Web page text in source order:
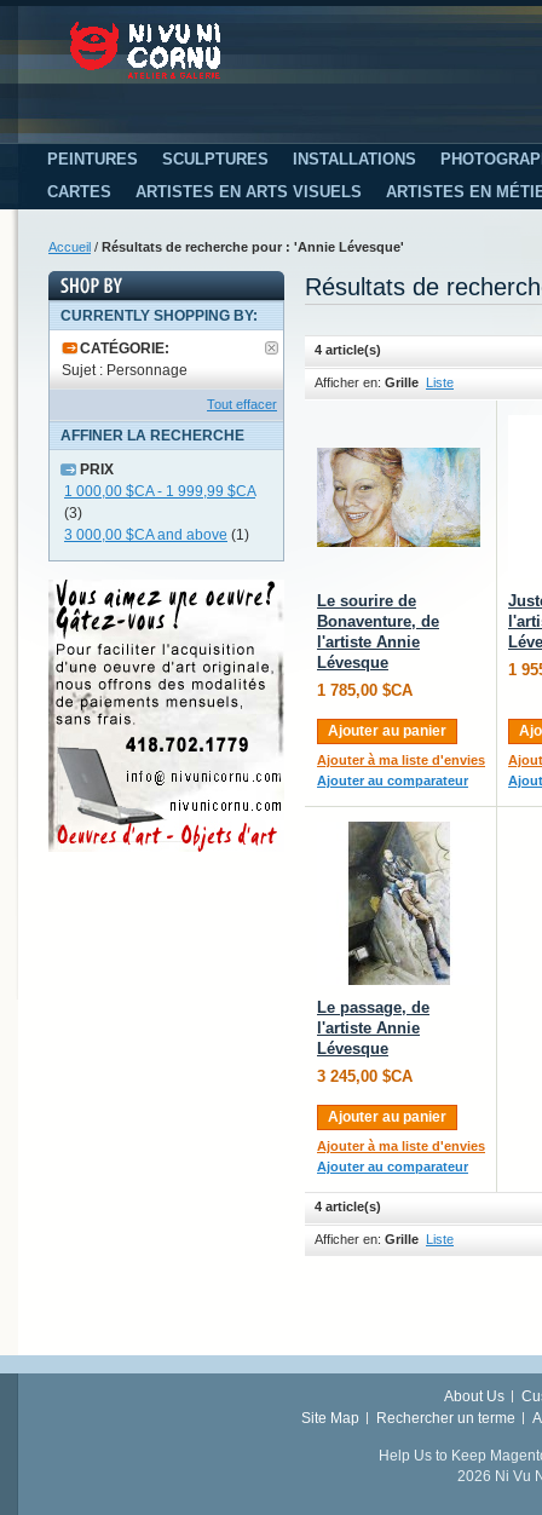
PEINTURES SCULPTURES INSTALLATIONS
CARTES
ARTISTES EN ARTS VISUELS ARTISTES EN
Accueil / Résultats de recherche pour : 'Annie Lévesque'
Résultats de
4 article(s)
Afficher en: Grille Liste
Le sourire de
Bonaventure, de
l'artiste Annie
Lévesque
1 785,00 $CA
Ajouter au panier
Ajouter à ma liste d'envies
Ajouter au comparateur
1
Le passage, de
l'artiste Annie
Lévesque
3 245,00 $CA
Ajouter au panier
Ajouter à ma liste d'envies
Ajouter au comparateur
4 article(s)
Afficher en: Grille Liste
CURRENTLY SHOPPING BY:
CATÉGORIE:
Sujet : Personnage
Tout effacer
AFFINER LA RECHERCHE
PRIX
1 000,00 $CA- 1 999,99 $CA
(3)
3 000,00 $CAand above (1)
About Us
Site Map
Rechercher un terme
Help Us to Keep
2026 Ni Vu